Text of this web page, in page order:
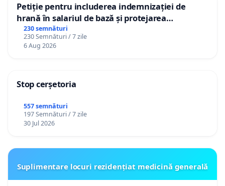
Petiție pentru includerea indemnizației de
hrană în salariul de bază și protejarea
gradațiilor de vechime pentru asistenții
personali
230 semnături
230 Semnături / 7 zile
6 Aug 2026
Stop cerșetoria
557 semnături
197 Semnături / 7 zile
30 Jul 2026
Suplimentare locuri rezidențiat medicină generală